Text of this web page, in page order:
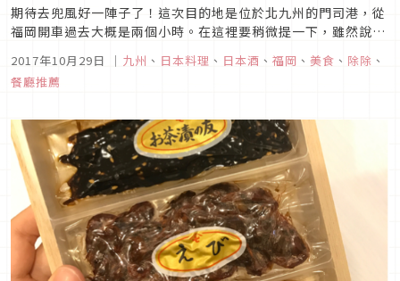
期待去兜風好一陣子了！這次目的地是位於北九州的門司港，從
福岡開車過去大概是兩個小時。在這裡要稍微提一下，雖然說開
駕旅行的話最好事先查一下高速公路的使用費大概是多少會比較
好唷！
2017年10月29日 ｜ 九州 、 日本料理 、 日本酒 、 福岡 、 美食 、 除除 、
餐廳推薦